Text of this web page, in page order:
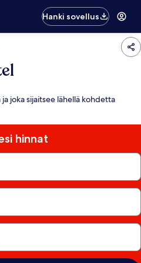
Hanki sovellus
joka sijaitsee lähellä kohdetta
hinnat